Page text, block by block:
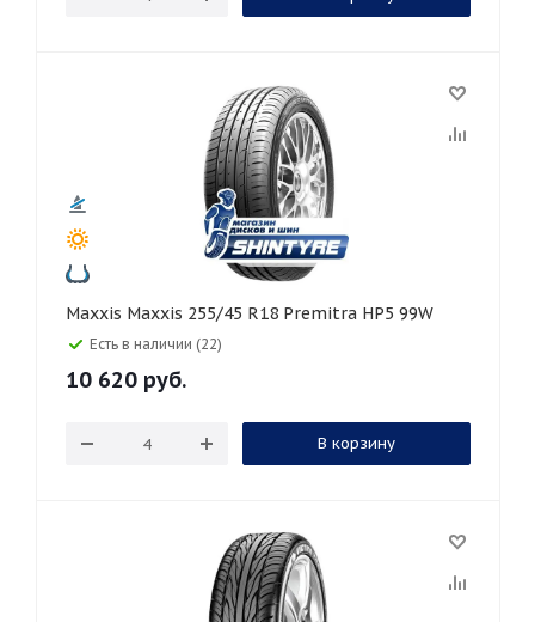
Maxxis Maxxis 255/45 R18 Premitra HP5 99W
Есть в наличии (22)
10 620 руб.
В корзину